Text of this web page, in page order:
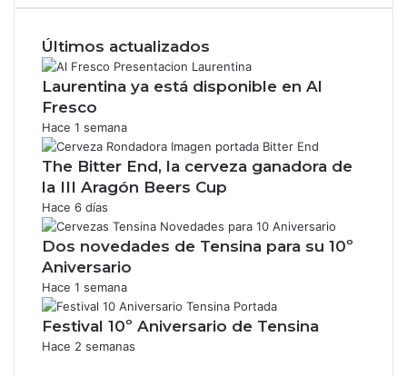
Últimos actualizados
Laurentina ya está disponible en Al
Fresco
Hace 1 semana
The Bitter End, la cerveza ganadora de
la III Aragón Beers Cup
Hace 6 días
Dos novedades de Tensina para su 10º
Aniversario
Hace 1 semana
Festival 10º Aniversario de Tensina
Hace 2 semanas